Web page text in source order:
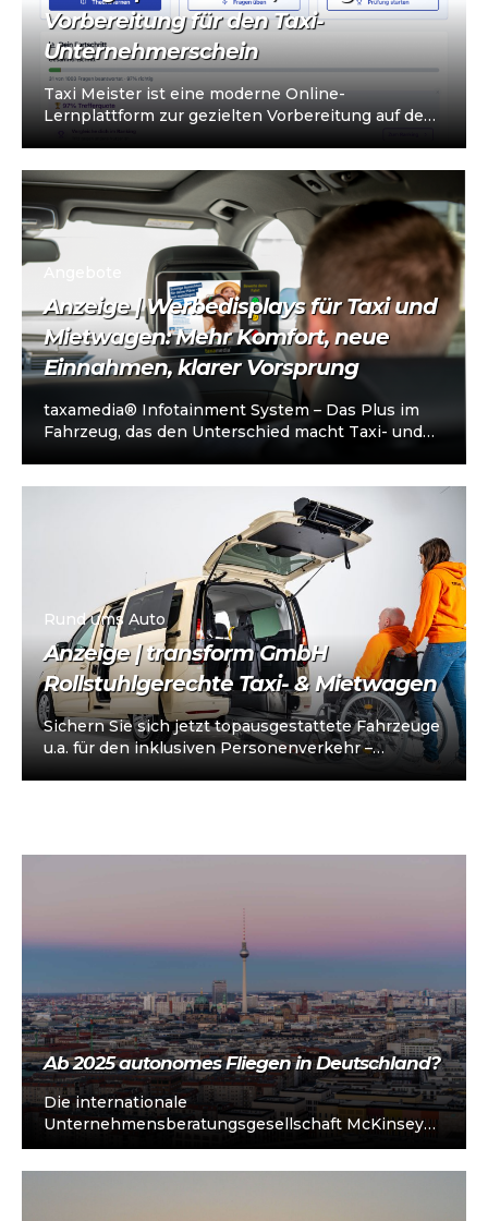
Vorbereitung für den Taxi-
Unternehmerschein
Taxi Meister ist eine moderne Online-
Lernplattform zur gezielten Vorbereitung auf den
Anzeige | Werbedisplays für Taxi und
Mietwagen: Mehr Komfort, neue
Einnahmen, klarer Vorsprung
taxamedia® Infotainment System – Das Plus im
Fahrzeug, das den Unterschied macht Taxi- und
Rund ums Auto
Anzeige | transform GmbH
Rollstuhlgerechte Taxi- & Mietwagen
Sichern Sie sich jetzt topausgestattete Fahrzeuge
u.a. für den inklusiven Personenverkehr –
Ab 2025 autonomes Fliegen in Deutschland?
Die internationale
Unternehmensberatungsgesellschaft McKinsey
hat in einem ausführlichen Interview mit dem
CEO von LILIUM, Daniel Wiegand, ausgelotet, wie